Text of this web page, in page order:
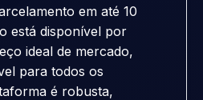
em até 10
está disponível por
ideal de mercado,
para todos os
é robusta,